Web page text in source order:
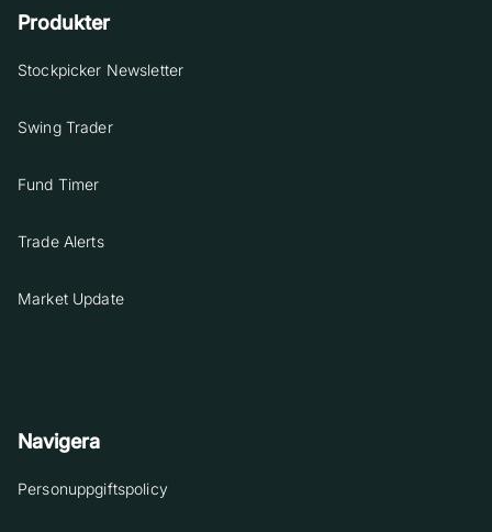
Produkter
Stockpicker Newsletter
Swing Trader
Fund Timer
Trade Alerts
Market Update
Navigera
Personuppgiftspolicy